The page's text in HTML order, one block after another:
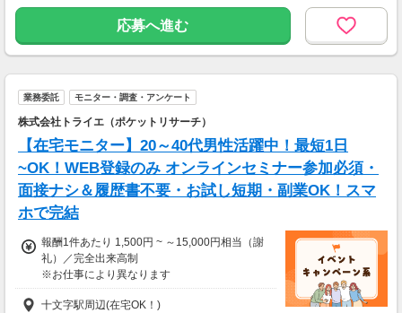
交通費支給（規定あり）
◆慶弔見舞金支給 など
※研修中(1ヶ月)も給与変動なし
【交通費】
└最安区間にて定期代月上限3万円
応募へ進む
業務委託 モニター・調査・アンケート
株式会社トライエ（ポケットリサーチ）
【在宅モニター】20～40代男性活躍中！最短1日
~OK！WEB登録のみ オンラインセミナー参加必須・
面接ナシ＆履歴書不要・お試し短期・副業OK！スマ
ホで完結
報酬1件あたり 1,500円 ~ ～15,000円相当（謝
礼）／完全出来高制
※お仕事により異なります
※アンケート回答後、内容確認・承認を経て謝
礼をお支払いします
十文字駅周辺(在宅OK！)